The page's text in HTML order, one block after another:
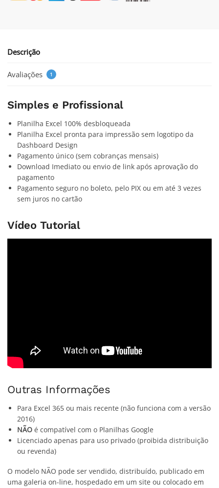
Descrição
Avaliações 1
Simples e Profissional
Planilha Excel 100% desbloqueada
Planilha Excel pronta para impressão sem logotipo da
Dashboard Design
Pagamento único (sem cobranças mensais)
Download Imediato ou envio de link após aprovação do
pagamento
Pagamento seguro no boleto, pelo PIX ou em até 3 vezes
sem juros no cartão
Vídeo Tutorial
Outras Informações
Para Excel 365 ou mais recente (não funciona com a versão
2016)
NÃO é compatível com o Planilhas Google
Licenciado apenas para uso privado (proibida distribuição
ou revenda)
O modelo NÃO pode ser vendido, distribuído, publicado em
uma galeria on-line, hospedado em um site ou colocado em